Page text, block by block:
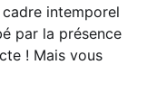
intemporel
par la présence
! Mais vous